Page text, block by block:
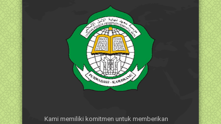
Kami memiliki komitmen untuk memberikan